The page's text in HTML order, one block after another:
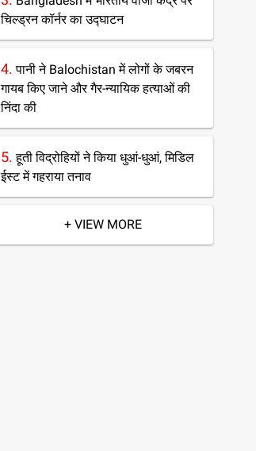
चिल्ड्रन कॉर्नर का उद्घाटन
4.पानी ने Balochistan में लोगों के जबरन
गायब किए जाने और गैर-न्यायिक हत्याओं की
निंदा की
5.हूती विद्रोहियों ने किया धुआं-धुआं, मिडिल
ईस्ट में गहराया तनाव
+ VIEW MORE